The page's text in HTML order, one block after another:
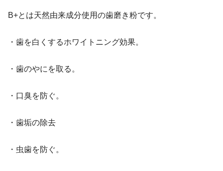
B+とは天然由来成分使用の歯磨き粉です。
・歯を白くするホワイトニング効果。
・歯のやにを取る。
・口臭を防ぐ。
・歯垢の除去
・虫歯を防ぐ。